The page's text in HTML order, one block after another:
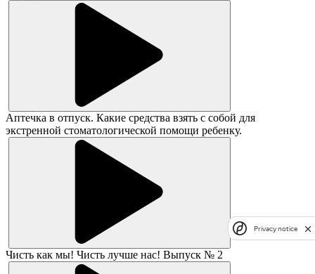
Аптечка в отпуск. Какие средства взять с собой для
экстренной стоматологической помощи ребенку.
Чисть как мы! Чисть лучше нас! Выпуск № 2
Privacy notice